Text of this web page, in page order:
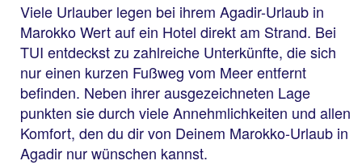
Viele Urlauber legen bei ihrem Agadir-Urlaub in
Marokko Wert auf ein Hotel direkt am Strand. Bei
TUI entdeckst zu zahlreiche Unterkünfte, die sich
nur einen kurzen Fußweg vom Meer entfernt
befinden. Neben ihrer ausgezeichneten Lage
punkten sie durch viele Annehmlichkeiten und allen
Komfort, den du dir von Deinem Marokko-Urlaub in
Agadir nur wünschen kannst.